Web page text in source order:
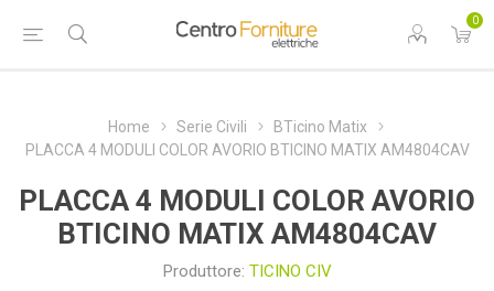
0
Home Serie Civili
BTicino Matix
PLACCA 4 MODULI COLOR AVORIO BTICINO MATIX AM4804CAV
PLACCA 4 MODULI COLOR AVORIO
BTICINO MATIX AM4804CAV
Produttore: TICINO CIV